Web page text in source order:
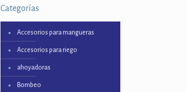
Categorías
Accesorios para mangueras
Accesorios para riego
ahoyadoras
Bombeo